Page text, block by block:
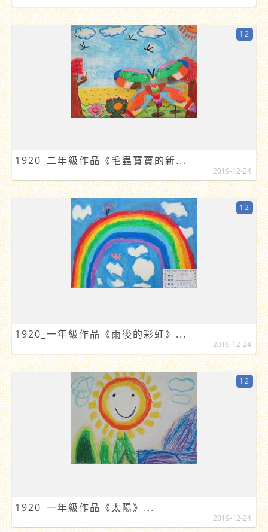
1920_二年級作品《毛蟲寶寶的新...
12
2019-12-24
1920_一年級作品《雨後的彩虹》...
12
2019-12-24
1920_一年級作品《太陽》...
12
2019-12-24